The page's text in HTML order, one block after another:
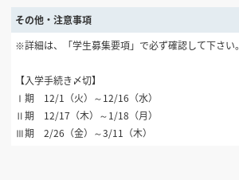
その他・注意事項
※詳細は、「学生募集要項」で必ず確認して下さい。
【入学手続き〆切】
Ⅰ期 12/1（火）～12/16（水）
Ⅱ期 12/17（木）～1/18（月）
Ⅲ期 2/26（金）～3/11（木）